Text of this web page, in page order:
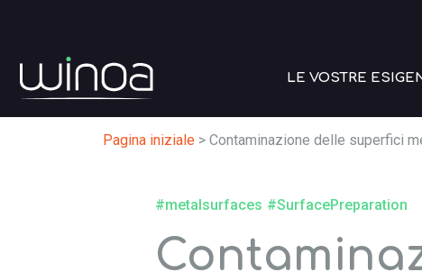
LE VOSTRE
Pagina iniziale > Contaminazione delle superfici
#metalsurfaces #SurfacePreparation